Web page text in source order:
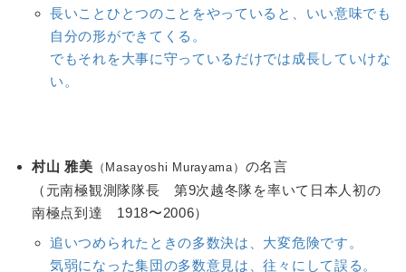
長いことひとつのことをやっていると、いい意味でも
自分の形ができてくる。
でもそれを大事に守っているだけでは成長していけな
い。
村山 雅美 （Masayoshi Murayama） の名言
（元南極観測隊隊長 第9次越冬隊を率いて日本人初の
南極点到達 1918〜2006）
追いつめられたときの多数決は、大変危険です。
気弱になった集団の多数意見は、往々にして誤る。